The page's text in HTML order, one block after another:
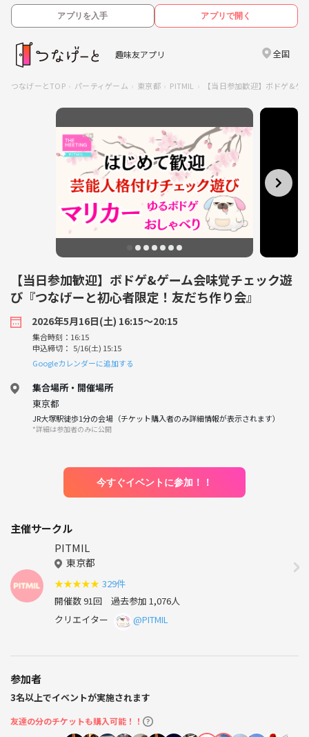
アプリを入手 アプリで開く
趣味友アプリ 全国
つなげーとTOP パーティゲーム 東京都 PITMIL 【当日参加歓迎】ボドゲ&
【当日参加歓迎】ボドゲ&ゲーム会味覚チェック遊
び『つなげーと初心者限定！友だち作り会』
2026年5月16日(土) 16:15〜20:15
集合時刻：16:15
申込締切： 5/16(土) 15:15
Googleカレンダーに追加する
集合場所・開催場所
東京都
JR大塚駅徒歩1分の会場（チケット購入者のみ詳細情報が表示されます）
*詳細は参加者のみに公開
今すぐイベントに参加！！
主催サークル
PITMIL
東京都
★★★★★ 329件
開催数 91回 過去参加 1,076人
クリエイター
@PITMIL
参加者
3名以上でイベントが実施されます
友達の分のチケットも購入可能！！